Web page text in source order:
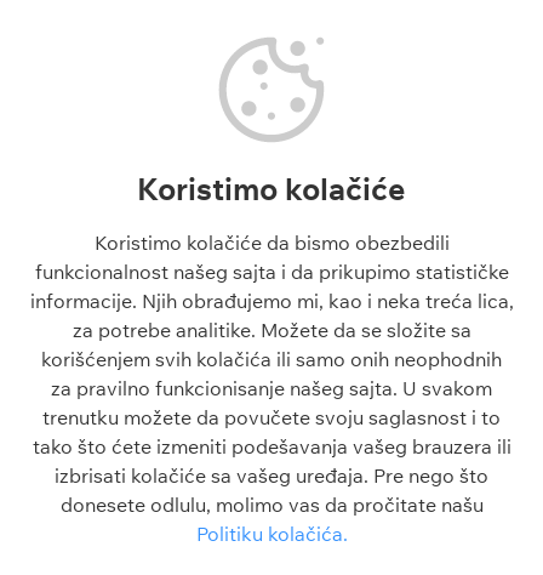
Liga Šampiona tipovi
Liga Evrope tipovi
Tiket dana
Besplatni tipovi 1x2
Fudbalske utakmice danas
Superliga Srbije
Liga Šampiona
Liga Evrope
Liga Konferencija
Engleska Premijer Liga
La Liga
Članci
Škola klađenja
Kazino škola
Sve o sportu
O sajtu
O nama
Kontakt
Odgovorno igranje
Politika privatnosti
Uslovi korišćenja
Politika kolačića
Koristimo kolačiće
Koristimo kolačiće da bismo obezbedili
funkcionalnost našeg sajta i da prikupimo statističke
informacije. Njih obrađujemo mi, kao i neka treća lica,
za potrebe analitike. Možete da se složite sa
korišćenjem svih kolačića ili samo onih neophodnih
za pravilno funkcionisanje našeg sajta. U svakom
trenutku možete da povučete svoju saglasnost i to
tako što ćete izmeniti podešavanja vašeg brauzera ili
izbrisati kolačiće sa vašeg uređaja. Pre nego što
donesete odlulu, molimo vas da pročitate našu
Politiku kolačića.